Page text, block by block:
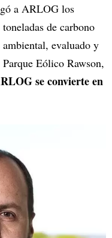
a ARLOG los
de carbono
evaluado y
Eólico Rawson,
se convierte en